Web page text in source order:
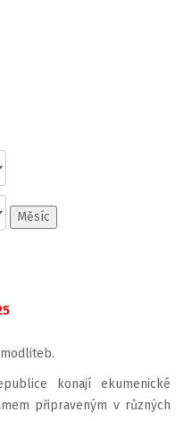
Měsíc
konají ekumenické
připraveným v různých